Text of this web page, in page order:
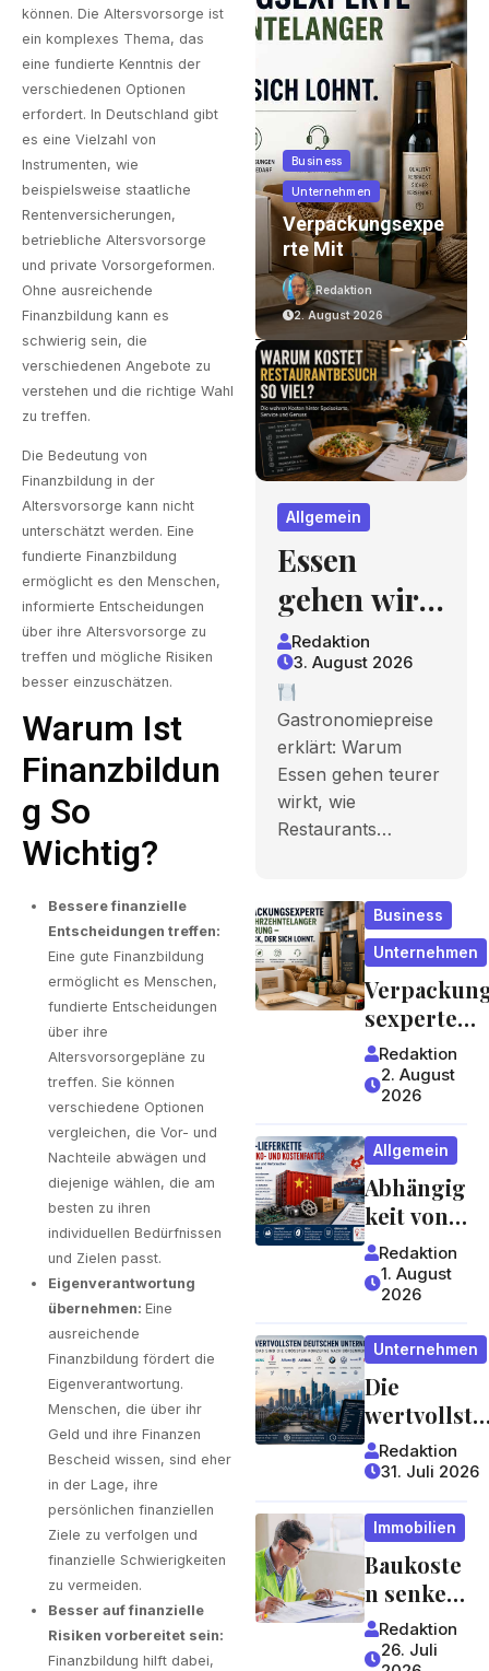
können. Die Altersvorsorge ist
ein komplexes Thema, das
eine fundierte Kenntnis der
verschiedenen Optionen
erfordert. In Deutschland gibt
es eine Vielzahl von
Instrumenten, wie
beispielsweise staatliche
Rentenversicherungen,
betriebliche Altersvorsorge
und private Vorsorgeformen.
Ohne ausreichende
Finanzbildung kann es
schwierig sein, die
verschiedenen Angebote zu
verstehen und die richtige Wahl
zu treffen.
Die Bedeutung von
Finanzbildung in der
Altersvorsorge kann nicht
unterschätzt werden. Eine
fundierte Finanzbildung
ermöglicht es den Menschen,
informierte Entscheidungen
über ihre Altersvorsorge zu
treffen und mögliche Risiken
besser einzuschätzen.
Warum Ist
Finanzbildun
G So
Wichtig?
Bessere finanzielle
Entscheidungen treffen:
Eine gute Finanzbildung
ermöglicht es Menschen,
fundierte Entscheidungen
über ihre
Altersvorsorgepläne zu
treffen. Sie können
verschiedene Optionen
vergleichen, die Vor- und
Nachteile abwägen und
diejenige wählen, die am
besten zu ihren
individuellen Bedürfnissen
und Zielen passt.
Eigenverantwortung
übernehmen: Eine
ausreichende
Finanzbildung fördert die
Eigenverantwortung.
Menschen, die über ihr
Geld und ihre Finanzen
Bescheid wissen, sind eher
in der Lage, ihre
persönlichen finanziellen
Ziele zu verfolgen und
finanzielle Schwierigkeiten
zu vermeiden.
Besser auf finanzielle
Risiken vorbereitet sein:
Finanzbildung hilft dabei,
Allgemein
Essen Gehen Wird
Zum Luxus? Wie
Gastronomiepreis
E Entstehen Und
Worauf Gäste
Achten Können
Redaktion
3. August 2026
Business
Unternehmen
Verpackungsexpe
Rte Mit
Jahrzehntelanger
Erfahrung – Ein
Blick, Der Sich
Lohnt
Redaktion
2. August 2026
Allgemein
Essen
gehen wird
zum
Luxus? Wie
Gastronomi
epreise
entstehen
und worauf
achten
können
Redaktion
3. August 2026
Gastronomiepreise
erklärt: Warum
Essen gehen teurer
wirkt, wie
Restaurants…
Business
Unternehmen
sexperte
mit
jahrzehntel
anger
Erfahrung
ein Blick,
der sich
lohnt
Redaktion
2. August
2026
Allgemein
Abhängig
keit von
China:
Welche
Risiken
Lieferket
ten für
Unterneh
men und
Verbrauc
her
Redaktion
1. August
2026
Unternehmen
Die
wertvollste
n
deutschen
Redaktion
31. Juli 2026
Immobilien
Baukoste
n senken:
Welche
Stellschra
Redaktion
26. Juli